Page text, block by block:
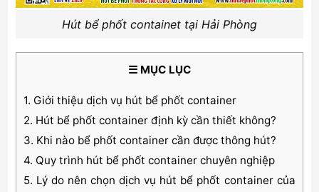
Hút bể phốt containet tại Hải Phòng
☰ MỤC LỤC
1. Giới thiệu dịch vụ hút bể phốt container
2. Hút bể phốt container định kỳ cần thiết không?
3. Khi nào bể phốt container cần được thông hút?
4. Quy trình hút bể phốt container chuyên nghiệp
5. Lý do nên chọn dịch vụ hút bể phốt container của